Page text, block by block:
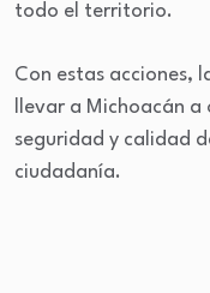
todo el territorio.
Con estas acciones,
llevar a Michoacán
seguridad y calidad
ciudadanía.